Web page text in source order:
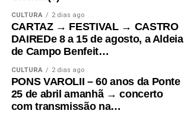
CULTURA 2 dias ago
CARTAZ → FESTIVAL → CASTRO
DAIREDe 8 a 15 de agosto, a Aldeia
de Campo Benfeit…
CULTURA 2 dias ago
PONS VAROLII – 60 anos da Ponte
25 de abril amanhã → concerto
com transmissão na…